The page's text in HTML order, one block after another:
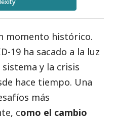
momento histórico.
19 ha sacado a la luz
y la crisis
hace tiempo. Una
más
como el cambio